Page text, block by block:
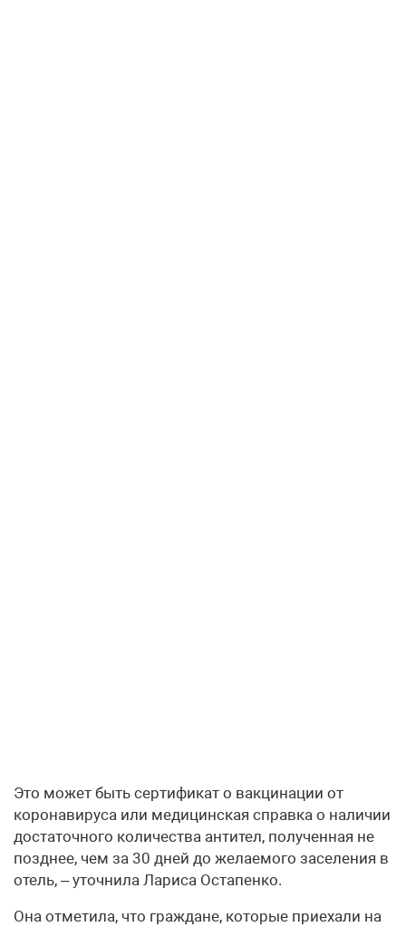
Это может быть сертификат о вакцинации от
коронавируса или медицинская справка о наличии
достаточного количества антител, полученная не
позднее, чем за 30 дней до желаемого заселения в
отель, – уточнила Лариса Остапенко.
Она отметила, что граждане, которые приехали на